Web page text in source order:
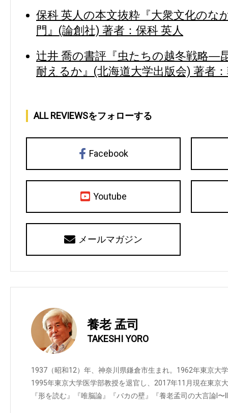
保科 英人の本文抜粋『大衆文化のな
門』(論創社) 著者：保科 英人
辻井 喬の書評『虫たちの越冬戦略―
耐えるか』(北海道大学出版会) 著者
ALL REVIEWSをフォローする
Facebook
Youtube
メールマガジン
養老 孟司
TAKESHI YORO
1937（昭和12）年、神奈川県鎌倉市生まれ。1962年東京大
1995年東京大学医学部教授を退官し、2017年11月現在東京
『形を読む』『唯脳論』『バカの壁』『養老孟司の大言論I〜